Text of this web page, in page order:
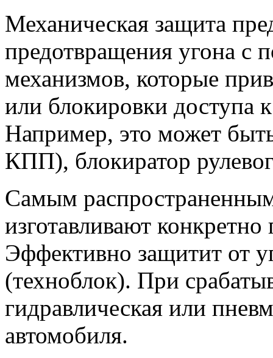
Механическая защита
предотвращения угона с
механизмов, которые
или блокировки доступа
Например, это может
КПП), блокиратор
Самым
изготавливают
Эффективно защитит от
(техноблок). При
гидравлическая или
автомобиля.